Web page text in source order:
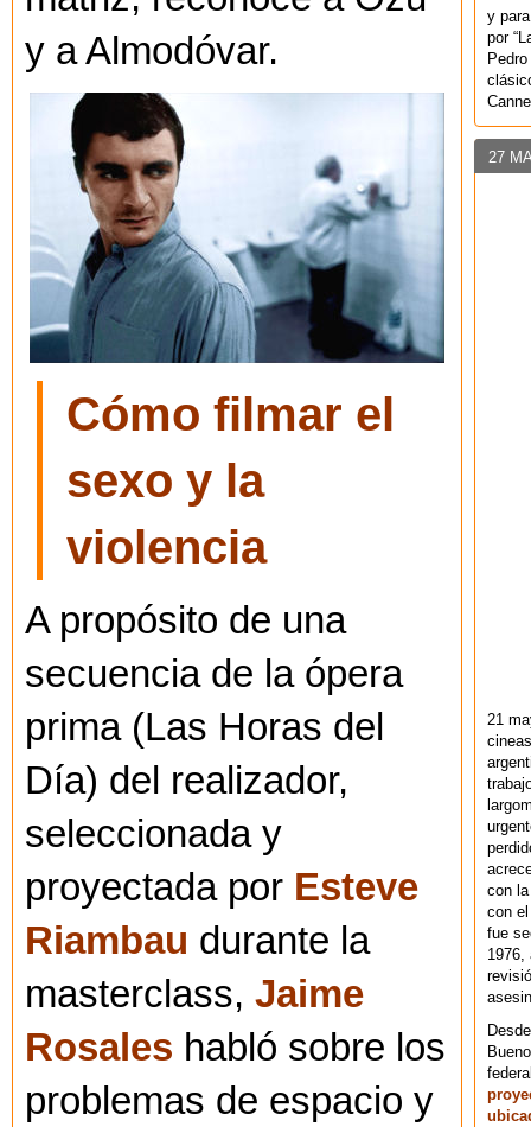
y a Almodóvar.
Cómo filmar el
sexo y la
violencia
A propósito de una
secuencia de la ópera
prima (Las Horas del
Día) del realizador,
seleccionada y
proyectada por Esteve
Riambau durante la
masterclass, Jaime
Rosales habló sobre los
problemas de espacio y
y
por
27
21
con
con
fue
1976,